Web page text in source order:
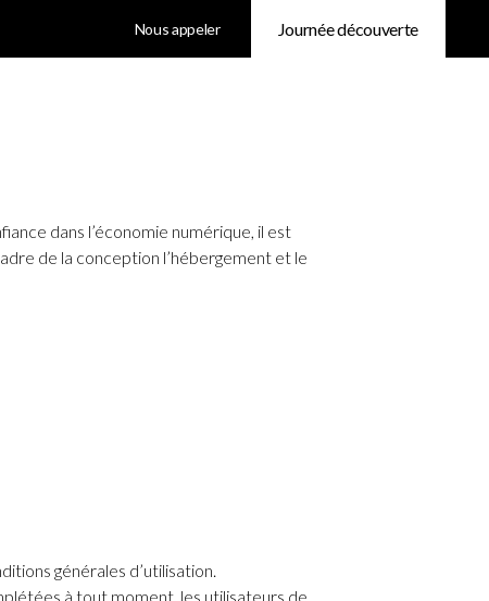
Journée découverte
Nous appeler
dans l’économie numérique, il est
de la conception l’hébergement et le
générales d’utilisation.
à tout moment, les utilisateurs de